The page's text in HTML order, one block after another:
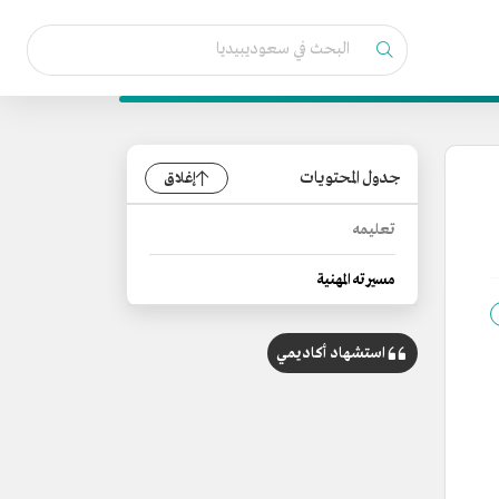
جدول المحتويات إغلاق
تعليمه
مسيرته المهنية
استشهاد أكاديمي